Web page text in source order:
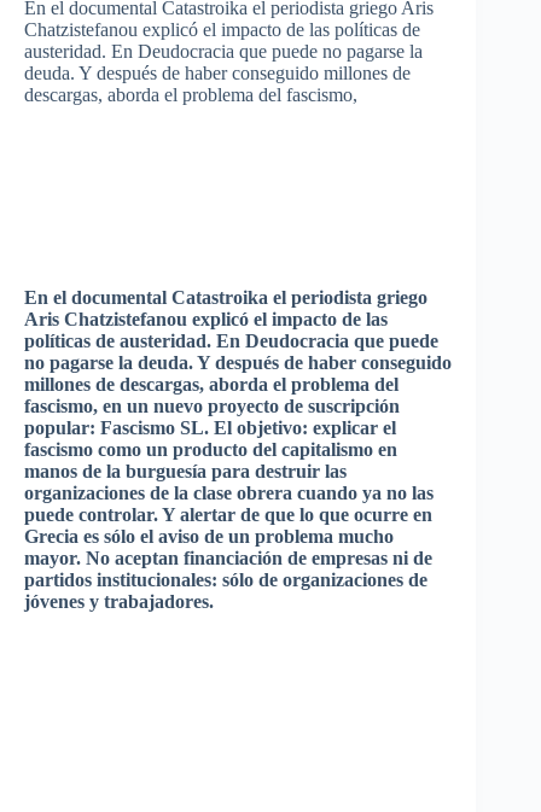
En el documental Catastroika el periodista griego Aris
Chatzistefanou explicó el impacto de las políticas de
austeridad. En Deudocracia que puede no pagarse la
deuda. Y después de haber conseguido millones de
descargas, aborda el problema del fascismo,
En el documental Catastroika el periodista griego
Aris Chatzistefanou explicó el impacto de las
políticas de austeridad. En Deudocracia que puede
no pagarse la deuda. Ydespués de haber conseguido
millones de descargas, aborda el problema del
fascismo, en un nuevo proyecto de suscripción
popular: Fascismo SL. El objetivo: explicar el
fascismo como un producto del capitalismo en
manos de la burguesía para destruir las
organizaciones de la clase obrera cuando ya no las
puede controlar. Yalertar de que lo que ocurre en
Grecia es sólo el aviso de un problema mucho
mayor. No aceptan financiación de empresas ni de
partidos institucionales: sólo de organizaciones de
jóvenes y trabajadores.